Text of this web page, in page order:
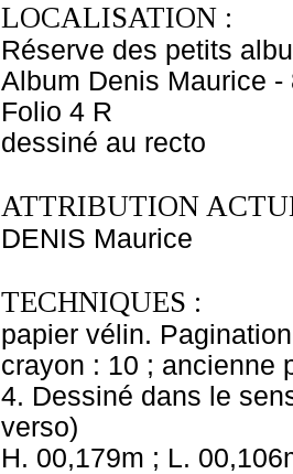
LOCALISATION :
Réserve des petits
Album Denis Maurice -
Folio 4 R
dessiné au recto
ATTRIBUTION
DENIS Maurice
TECHNIQUES :
papier vélin.
crayon : 10 ; ancienne
4. Dessiné dans le
verso)
H. 00,179m ; L.